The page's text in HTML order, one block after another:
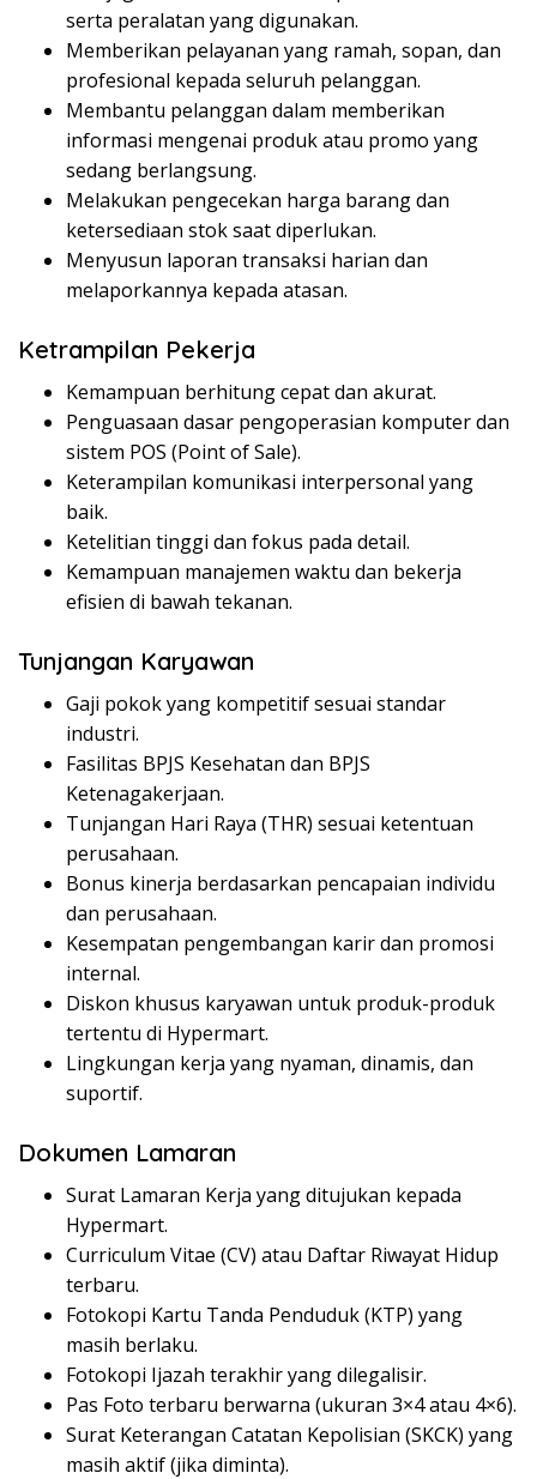
serta peralatan yang digunakan.
Memberikan pelayanan yang ramah, sopan, dan
profesional kepada seluruh pelanggan.
Membantu pelanggan dalam memberikan
informasi mengenai produk atau promo yang
sedang berlangsung.
Melakukan pengecekan harga barang dan
ketersediaan stok saat diperlukan.
Menyusun laporan transaksi harian dan
melaporkannya kepada atasan.
Ketrampilan Pekerja
Kemampuan berhitung cepat dan akurat.
Penguasaan dasar pengoperasian komputer dan
sistem POS (Point of Sale).
Keterampilan komunikasi interpersonal yang
baik.
Ketelitian tinggi dan fokus pada detail.
Kemampuan manajemen waktu dan bekerja
efisien di bawah tekanan.
Tunjangan Karyawan
Gaji pokok yang kompetitif sesuai standar
industri.
Fasilitas BPJS Kesehatan dan BPJS
Ketenagakerjaan.
Tunjangan Hari Raya (THR) sesuai ketentuan
perusahaan.
Bonus kinerja berdasarkan pencapaian individu
dan perusahaan.
Kesempatan pengembangan karir dan promosi
internal.
Diskon khusus karyawan untuk produk-produk
tertentu di Hypermart.
Lingkungan kerja yang nyaman, dinamis, dan
suportif.
Dokumen Lamaran
Surat Lamaran Kerja yang ditujukan kepada
Hypermart.
Curriculum Vitae (CV) atau Daftar Riwayat Hidup
terbaru.
Fotokopi Kartu Tanda Penduduk (KTP) yang
masih berlaku.
Fotokopi Ijazah terakhir yang dilegalisir.
Pas Foto terbaru berwarna (ukuran 3×4 atau 4×6).
Surat Keterangan Catatan Kepolisian (SKCK) yang
masih aktif (jika diminta).